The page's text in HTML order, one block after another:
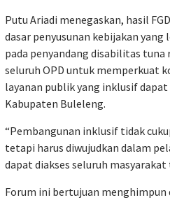
Putu Ariadi menegaskan, hasil
dasar penyusunan kebijakan
pada penyandang disabilitas tuna
seluruh OPD untuk memperkuat
layanan publik yang inklusif dapat
Kabupaten Buleleng.
“Pembangunan inklusif tidak
tetapi harus diwujudkan dalam
dapat diakses seluruh
Forum ini bertujuan